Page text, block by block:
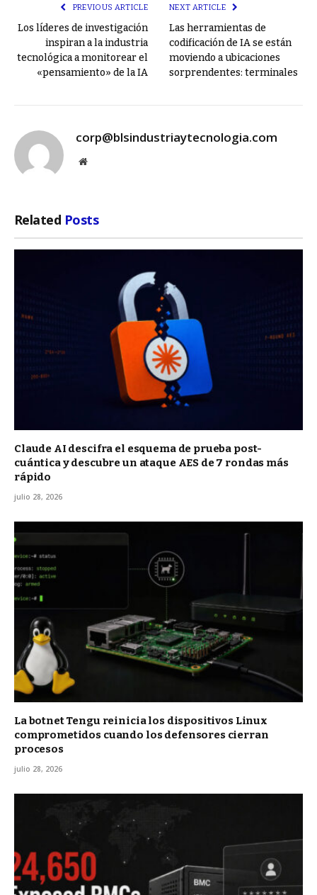
PREVIOUS ARTICLE
Los líderes de investigación
inspiran a la industria
tecnológica a monitorear el
«pensamiento» de la IA
NEXT ARTICLE
Las herramientas de
codificación de IA se están
moviendo a ubicaciones
sorprendentes: terminales
corp@blsindustriaytecnologia.com
Website
Related Posts
Claude AI descifra el esquema de prueba post-
cuántica y descubre un ataque AES de 7 rondas más
rápido
julio 28, 2026
La botnet Tengu reinicia los dispositivos Linux
comprometidos cuando los defensores cierran
procesos
julio 28, 2026